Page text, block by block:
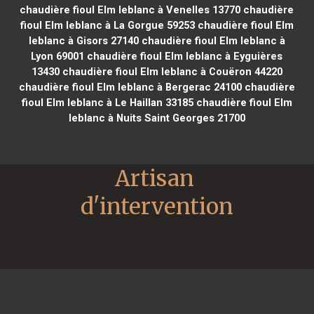
chaudière fioul Elm leblanc à Venelles 13770 chaudière
fioul Elm leblanc à La Gorgue 59253chaudière fioul Elm
leblanc à Gisors 27140chaudière fioul Elm leblanc à
Lyon 69001 chaudière fioul Elm leblanc à Eyguières
13430chaudière fioul Elm leblanc à Couëron 44220
chaudière fioul Elm leblanc à Bergerac 24100chaudière
fioul Elm leblanc à Le Haillan 33185chaudière fioul Elm
leblanc à Nuits Saint Georges 21700
Artisan
d'intervention